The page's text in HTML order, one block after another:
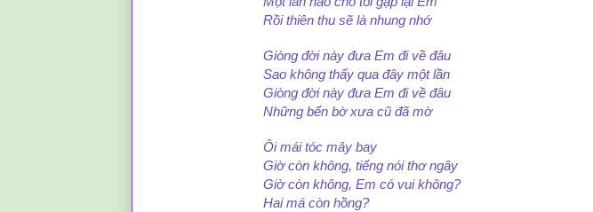
Rồi thiên thu sẽ là nhung nhớ
Giòng đời này đưa Em đi về đâu
Sao không thấy qua đây một lần
Giòng đời này đưa Em đi về đâu
Những bến bờ xưa cũ đã mờ
Ôi mái tóc mây bay
Giờ còn không, tiếng nói thơ ngây
Giờ còn không, Em có vui không?
Hai má còn hồng?